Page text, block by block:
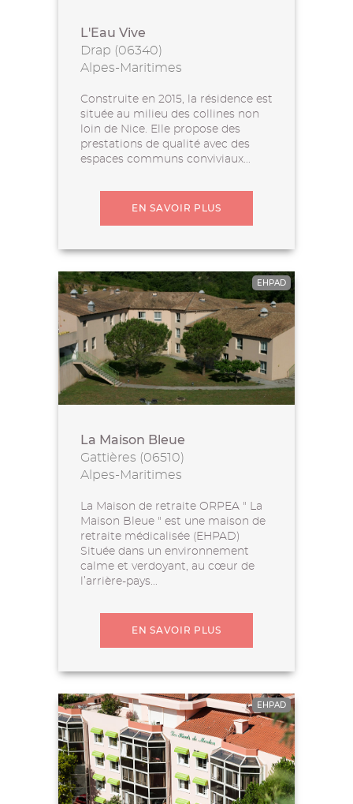
L'Eau Vive
Drap (06340)
Alpes-Maritimes
Construite en 2015, la résidence est
située au milieu des collines non
loin de Nice. Elle propose des
prestations de qualité avec des
espaces communs conviviaux...
EN SAVOIR PLUS
EHPAD
La Maison Bleue
Gattières (06510)
Alpes-Maritimes
La Maison de retraite ORPEA " La
Maison Bleue " est une maison de
retraite médicalisée (EHPAD)
Située dans un environnement
calme et verdoyant, au cœur de
l’arrière-pays...
EN SAVOIR PLUS
EHPAD